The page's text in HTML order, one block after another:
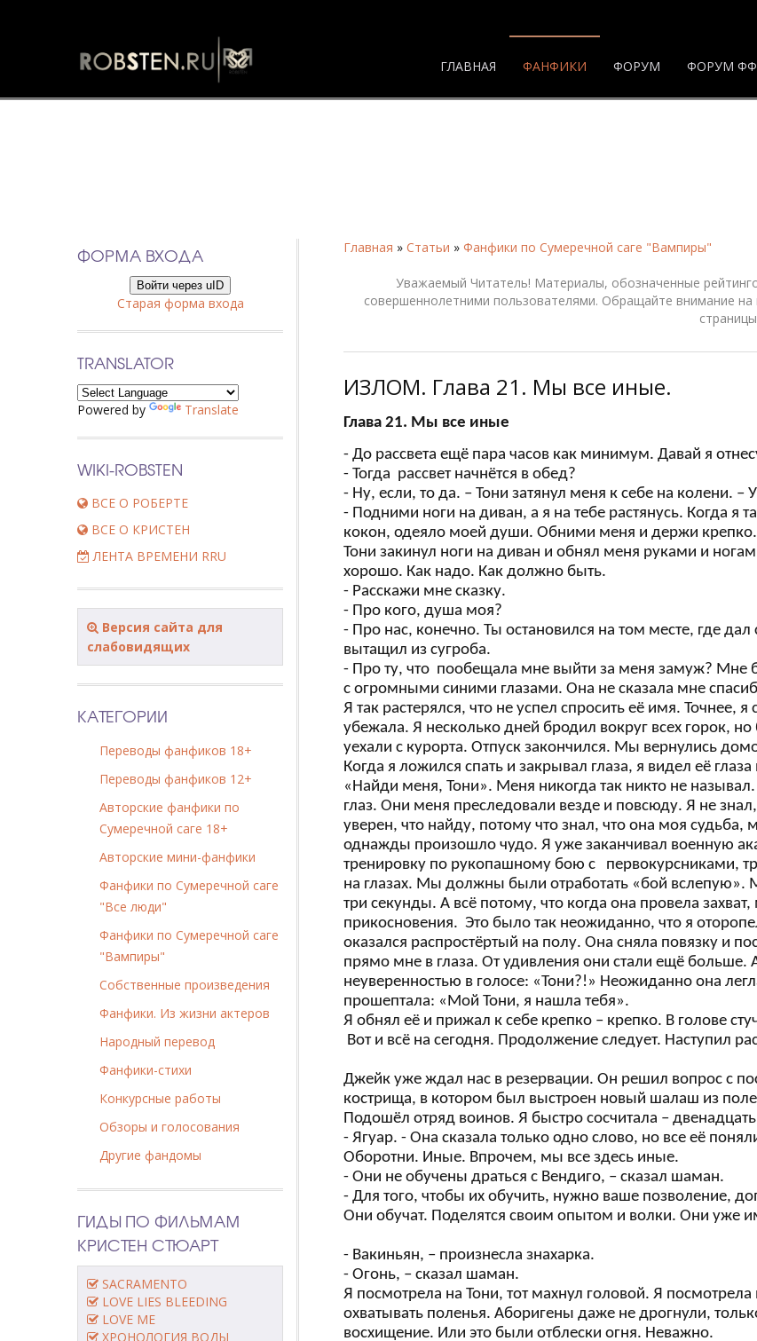
ГЛАВНАЯ ФАНФИКИ ФОРУМ ФОРУМ ФФ
Главная » Статьи » Фанфики по Сумеречной саге "Вампиры"
Уважаемый Читатель! Материалы, обозначенные
совершеннолетними пользователями. Обращайте внимание на
ИЗЛОМ. Глава 21. Мы все иные.
Глава 21. Мы все иные
- До рассвета ещё пара часов как минимум. Давай я
- Тогда рассвет начнётся в обед?
- Ну, если, то да. – Тони затянул меня к себе на колени. –
- Подними ноги на диван, а я на тебе растянусь. Когда я
кокон, одеяло моей души. Обними меня и держи крепко.
Тони закинул ноги на диван и обнял меня руками и
хорошо. Как надо. Как должно быть.
- Расскажи мне сказку.
- Про кого, душа моя?
- Про нас, конечно. Ты остановился на том месте, где
вытащил из сугроба.
- Про ту, что пообещала мне выйти за меня замуж? Мне
с огромными синими глазами. Она не сказала мне
Я так растерялся, что не успел спросить её имя.
убежала. Я несколько дней бродил вокруг всех горок,
уехали с курорта. Отпуск закончился. Мы вернулись
Когда я ложился спать и закрывал глаза, я видел её
«Найди меня, Тони». Меня никогда так никто не называл.
глаз. Они меня преследовали везде и повсюду. Я не
уверен, что найду, потому что знал, что она моя судьба,
однажды произошло чудо. Я уже заканчивал военную
тренировку по рукопашному бою с первокурсниками,
на глазах. Мы должны были отработать «бой вслепую».
три секунды. А всё потому, что когда она провела
прикосновения. Это было так неожиданно, что я
оказался распростёртый на полу. Она сняла повязку и
прямо мне в глаза. От удивления они стали ещё больше.
неуверенностью в голосе: «Тони?!» Неожиданно она
прошептала: «Мой Тони, я нашла тебя».
Я обнял её и прижал к себе крепко – крепко. В голове
Вот и всё на сегодня. Продолжение следует. Наступил
Джейк уже ждал нас в резервации. Он решил вопрос с
кострища, в котором был выстроен новый шалаш из
Подошёл отряд воинов. Я быстро сосчитала –
- Ягуар. - Она сказала только одно слово, но все её
Оборотни. Иные. Впрочем, мы все здесь иные.
- Они не обучены драться с Вендиго, – сказал шаман.
- Для того, чтобы их обучить, нужно ваше позволение,
Они обучат. Поделятся своим опытом и волки. Они уже
- Вакиньян, – произнесла знахарка.
- Огонь, – сказал шаман.
Я посмотрела на Тони, тот махнул головой. Я
охватывать поленья. Аборигены даже не дрогнули,
восхищение. Или это были отблески огня. Неважно.
ФОРМА ВХОДА
Войти через uID
Старая форма входа
TRANSLATOR
Powered by Translate
WIKI-ROBSTEN
ВСЕ О РОБЕРТЕ
ВСЕ О КРИСТЕН
ЛЕНТА ВРЕМЕНИ RRU
Версия сайта для
слабовидящих
КАТЕГОРИИ
Переводы фанфиков 18+
Переводы фанфиков 12+
Авторские фанфики по
Сумеречной саге 18+
Авторские мини-фанфики
Фанфики по Сумеречной саге
"Все люди"
Фанфики по Сумеречной саге
"Вампиры"
Собственные произведения
Фанфики. Из жизни актеров
Народный перевод
Фанфики-стихи
Конкурсные работы
Обзоры и голосования
Другие фандомы
ГИДЫ ПО ФИЛЬМАМ
КРИСТЕН СТЮАРТ
SACRAMENTO
LOVE LIES BLEEDING
LOVE ME
ХРОНОЛОГИЯ ВОДЫ